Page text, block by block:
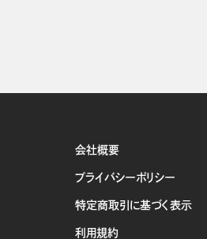
会社概要
プライバシーポリシー
特定商取引に基づく表示
利用規約